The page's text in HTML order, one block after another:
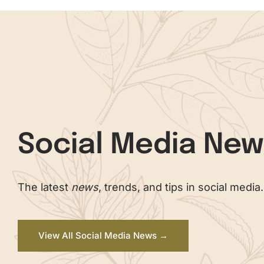
Social Media
The latestnews, trends, and tips in social media.
View All Social Media News →